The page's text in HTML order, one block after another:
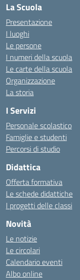
La Scuola
Presentazione
I luoghi
Le persone
I numeri della scuola
Le carte della scuola
Organizzazione
La storia
I Servizi
Personale scolastico
Famiglie e studenti
Percorsi di studio
Didattica
Offerta formativa
Le schede didattiche
I progetti delle classi
Novità
Le notizie
Le circolari
Calendario eventi
Albo online